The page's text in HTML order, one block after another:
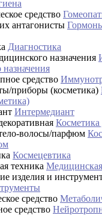
Диагностика
Интермедиант
Косметика
Космецевтика